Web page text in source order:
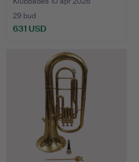
29 bud
631 USD